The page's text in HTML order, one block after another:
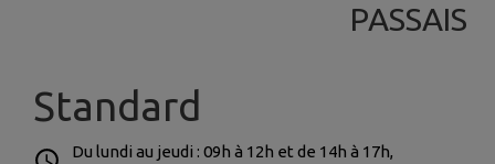
PASSAIS
Standard
Du lundi au jeudi : 09h à 12h et de 14h à 17h,